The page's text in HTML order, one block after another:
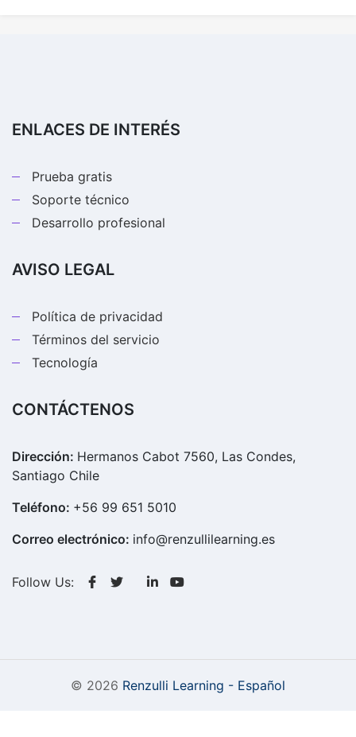
ENLACES DE INTERÉS
Prueba gratis
Soporte técnico
Desarrollo profesional
AVISO LEGAL
Política de privacidad
Términos del servicio
Tecnología
CONTÁCTENOS
Dirección: Hermanos Cabot 7560, Las Condes,
Santiago Chile
Teléfono: +56 99 651 5010
Correo electrónico: info@renzullilearning.es
Follow Us:
© 2026 Renzulli Learning - Español